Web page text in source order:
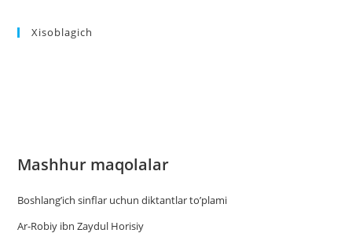
Xisoblagich
Mashhur maqolalar
Boshlang’ich sinflar uchun diktantlar to’plami
Ar-Robiy ibn Zaydul Horisiy